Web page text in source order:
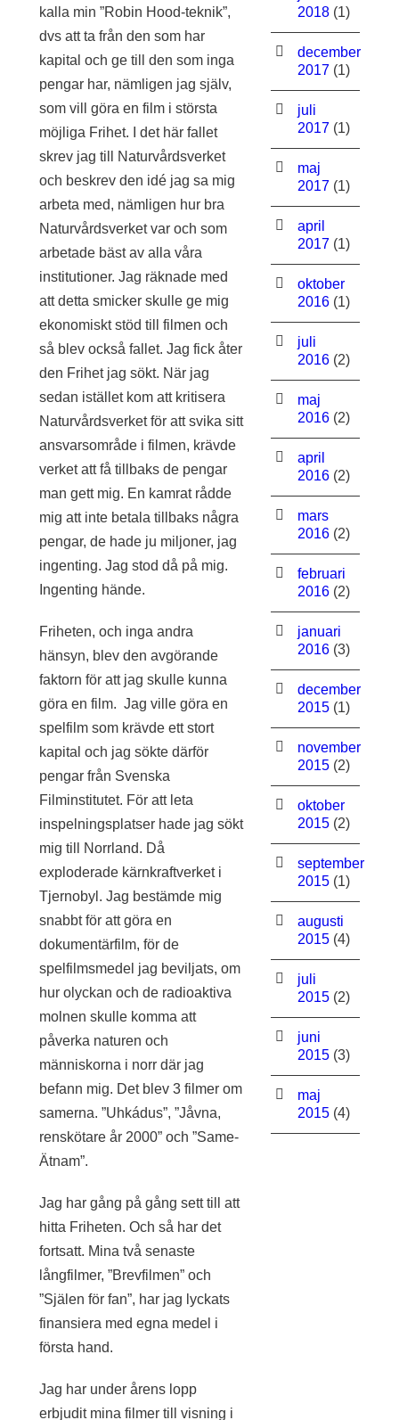
kalla min ”Robin Hood-teknik”,
dvs att ta från den som har
kapital och ge till den som inga
pengar har, nämligen jag själv,
som vill göra en film i största
möjliga Frihet. I det här fallet
skrev jag till Naturvårdsverket
och beskrev den idé jag sa mig
arbeta med, nämligen hur bra
Naturvårdsverket var och som
arbetade bäst av alla våra
institutioner. Jag räknade med
att detta smicker skulle ge mig
ekonomiskt stöd till filmen och
så blev också fallet. Jag fick åter
den Frihet jag sökt. När jag
sedan istället kom att kritisera
Naturvårdsverket för att svika sitt
ansvarsområde i filmen, krävde
verket att få tillbaks de pengar
man gett mig. En kamrat rådde
mig att inte betala tillbaks några
pengar, de hade ju miljoner, jag
ingenting. Jag stod då på mig.
Ingenting hände.
Friheten, och inga andra
hänsyn, blev den avgörande
faktorn för att jag skulle kunna
göra en film. Jag ville göra en
spelfilm som krävde ett stort
kapital och jag sökte därför
pengar från Svenska
Filminstitutet. För att leta
inspelningsplatser hade jag sökt
mig till Norrland. Då
exploderade kärnkraftverket i
Tjernobyl. Jag bestämde mig
snabbt för att göra en
dokumentärfilm, för de
spelfilmsmedel jag beviljats, om
hur olyckan och de radioaktiva
molnen skulle komma att
påverka naturen och
människorna i norr där jag
befann mig. Det blev 3 filmer om
samerna. ”Uhkádus”, ”Jåvna,
renskötare år 2000” och ”Same-
Ätnam”.
Jag har gång på gång sett till att
hitta Friheten. Och så har det
fortsatt. Mina två senaste
långfilmer, ”Brevfilmen” och
”Själen för fan”, har jag lyckats
finansiera med egna medel i
första hand.
Jag har under årens lopp
erbjudit mina filmer till visning i
2018 (1)
december
2017 (1)
juli
2017 (1)
maj
2017 (1)
april
2017 (1)
oktober
2016 (1)
juli
2016 (2)
maj
2016 (2)
april
2016 (2)
mars
2016 (2)
februari
2016 (2)
januari
2016 (3)
december
2015 (1)
november
2015 (2)
oktober
2015 (2)
september
2015 (1)
augusti
2015 (4)
juli
2015 (2)
juni
2015 (3)
maj
2015 (4)